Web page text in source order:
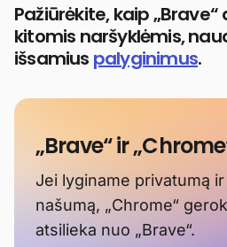
Pažiūrėkite, kaip
kitomis naršyklėmis,
išsamius palyginimus.
„Brave“ ir
Jei lyginame privatumą ir
našumą, „Chrome“
atsilieka nuo „Brave“.